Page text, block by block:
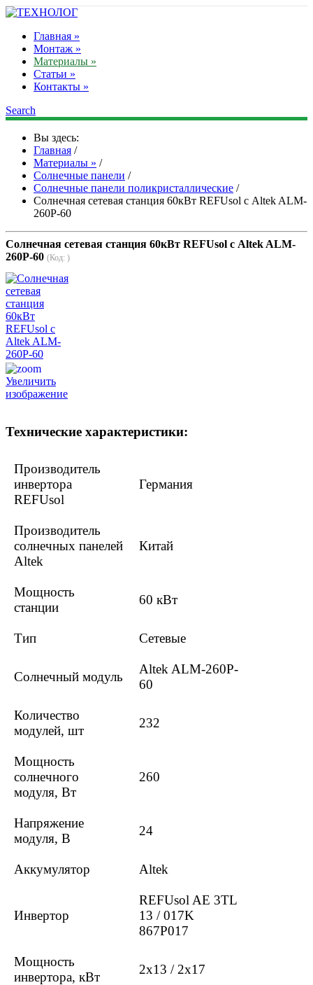
Главная »
Монтаж »
Материалы »
Статьи »
Контакты »
Search
Вы здесь:
Главная /
Материалы » /
Солнечные панели /
Солнечные панели поликристаллические /
Cолнечная сетевая станция 60кВт REFUsol с Altek ALM-
260P-60
Cолнечная сетевая станция 60кВт REFUsol с Altek ALM-
260P-60 (Код: )
Увеличить
изображение
Технические характеристики:
Производитель
инвертора
REFUsol
Германия
Производитель
солнечных панелей
Altek
Китай
Мощность
станции
60 кВт
Тип Сетевые
Солнечный модуль
Altek ALM-260P-
60
Количество
модулей, шт
232
Мощность
солнечного
модуля, Вт
260
Напряжение
модуля, В
24
Аккумулятор Altek
Инвертор
REFUsol AE 3TL
13 / 017K
867P017
Мощность
инвертора, кВт
2х13 / 2х17